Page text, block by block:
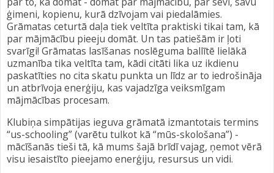
ģimeni, kopienu, kurā dzīvojam vai piedalāmies.
Grāmatas ceturtā daļa tiek veltīta praktiski tikai tam, kā
par mājmācību pieeju domāt. Un tas patiešām ir ļoti
svarīgi! Grāmatas lasīšanas noslēguma ballītē lielākā
uzmanība tika veltīta tam, kādi citāti lika uz ikdienu
paskatīties no cita skatu punkta un līdz ar to iedrošināja
un atbrīvoja enerģiju, kas vajadzīga veiksmīgam
mājmācības procesam.
Klubiņa simpātijas ieguva grāmatā izmantotais termins
“us-schooling” (varētu tulkot kā “mūs-skološana”) -
mācīšanās tieši tā, kā mums šajā brīdī vajag, ņemot vērā
visu iesaistīto pieejamo enerģiju, resursus un vidi.